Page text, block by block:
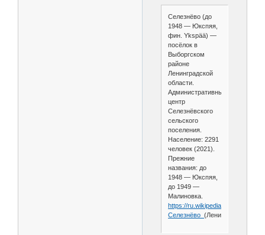
Селезнёво (до
1948 — Юкспяя,
фин. Ykspää) —
посёлок в
Выборгском
районе
Ленинградской
области.
Административный
центр
Селезнёвского
сельского
поселения.
Население: 2291
человек (2021).
Прежние
названия: до
1948 — Юкспяя,
до 1949 —
Малиновка.
https://ru.wikipedia.org/wiki/
Селезнёво_